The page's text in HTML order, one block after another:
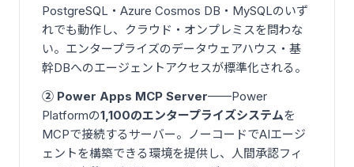
PostgreSQL・Azure Cosmos DB・MySQLのいず
れでも動作し、クラウド・オンプレミスを問わな
い。エンタープライズのデータウェアハウス・基
幹DBへのエージェントアクセスが標準化される。
② Power Apps MCP Server——Power
Platformの1,100のエンタープライズシステムを
MCPで接続するサーバー。ノーコードでAIエージ
ェントを構築できる環境を提供し、人間承認フィ